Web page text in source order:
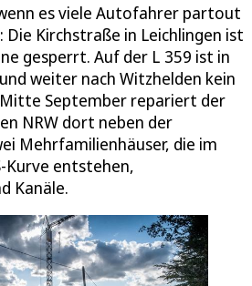
es viele Autofahrer partout
Kirchstraße in Leichlingen ist
gesperrt. Auf der L 359 ist in
weiter nach Witzhelden kein
September repariert der
NRW dort neben der
Mehrfamilienhäuser, die im
Kurve entstehen,
Kanäle.